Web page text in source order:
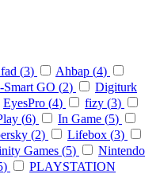
(3) Ahbap (4)
Smart GO (2)
Digiturk
EyesPro (4) fizy (3)
(6) In Game (5)
(2) Lifebox (3)
Games (5)
Nintendo
)
PLAYSTATION